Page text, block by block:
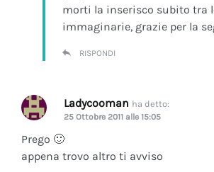
morti la inserisco subito tra
immaginarie, grazie per la
RISPONDI
Ladycooman ha detto:
25 Ottobre 2011 alle 15:05
Prego 🙂
appena trovo altro ti avviso